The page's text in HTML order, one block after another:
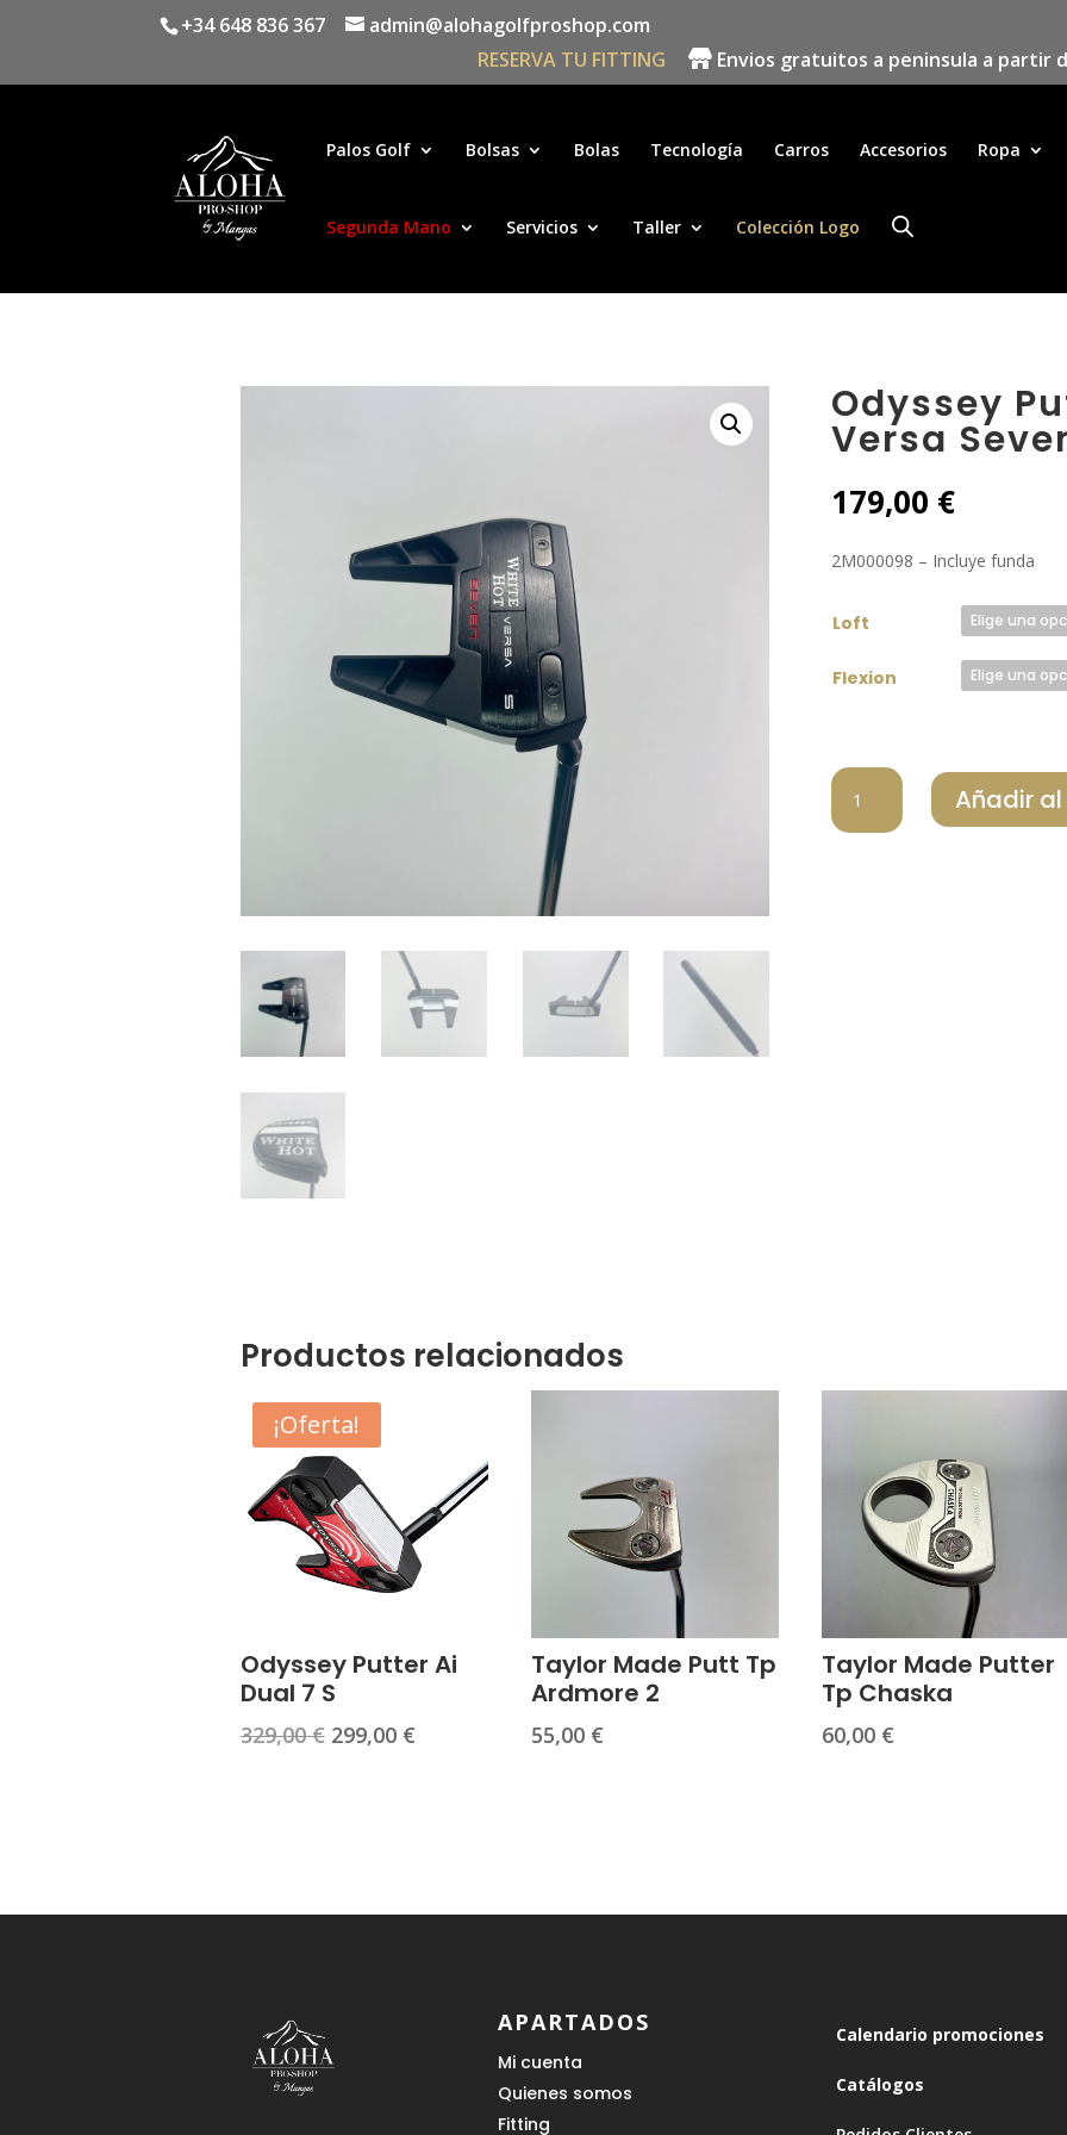
+34 648 836 367
admin@alohagolfproshop.com
RESERVA TU FITTING
Envios gratuitos a peninsula a partir
Palos Golf Bolsas Bolas Tecnología Carros Accesorios Ropa
Segunda Mano Servicios Taller Colección Logo
Odyssey
Versa
179,00 €
2M000098 – Incluye funda
Loft
Flexion
ODYSSEY
PUTT
WHITE
Añadir
Productos relacionados
¡Oferta!
Odyssey Putter Ai
Dual 7 S
329,00€ El
299,00 €El
Taylor Made Putt Tp
Ardmore 2
55,00 €
Taylor Made Putter
Tp Chaska
60,00 €
APARTADOS
Mi cuenta
Quienes somos
Fitting
Calendario promociones
Catálogos